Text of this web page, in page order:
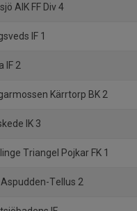
AIK FF Div 4
IF 1
IF 2
Kärrtorp BK 2
IK 3
Triangel Pojkar FK 1
Aspudden-Tellus 2